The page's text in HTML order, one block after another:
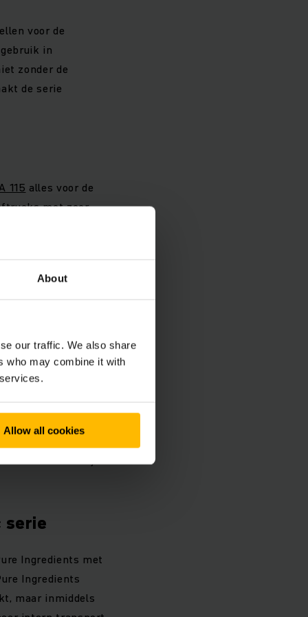
About
our traffic. We also share
who may combine it with
Allow all cookies
voor de
in
zonder de
de serie
115 alles voor de
met zeer
een 375 Ah
tot 6.500
de basic serie
hij net iets meer
serie
Ingredients met
Ingredients
maar inmiddels